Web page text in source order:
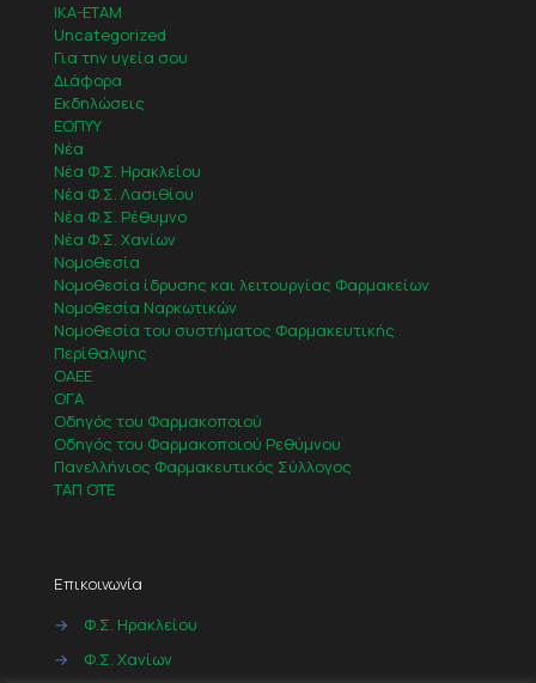
IKA-ETAM
Uncategorized
Για την υγεία σου
Διάφορα
Εκδηλώσεις
ΕΟΠΥΥ
Νέα
Νέα Φ.Σ. Ηρακλείου
Νέα Φ.Σ. Λασιθίου
Νέα Φ.Σ. Ρέθυμνο
Νέα Φ.Σ. Χανίων
Νομοθεσία
Νομοθεσία ίδρυσης και λειτουργίας Φαρμακείων
Νομοθεσία Ναρκωτικών
Νομοθεσία του συστήματος Φαρμακευτικής
Περίθαλψης
ΟΑΕΕ
ΟΓΑ
Οδηγός του Φαρμακοποιού
Οδηγός του Φαρμακοποιού Ρεθύμνου
Πανελλήνιος Φαρμακευτικός Σύλλογος
ΤΑΠ ΟΤΕ
Επικοινωνία
→
Φ.Σ. Ηρακλείου
→
Φ.Σ. Χανίων